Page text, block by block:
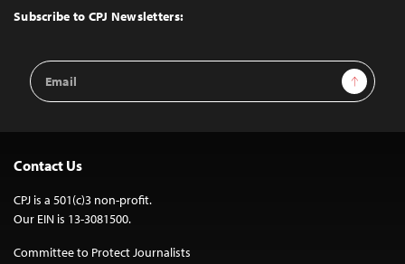
Top
Subscribe to CPJ Newsletters:
Email
Address
Sign Up
Contact Us
CPJ is a 501(c)3 non-profit.
Our EIN is 13-3081500.
Committee to Protect Journalists